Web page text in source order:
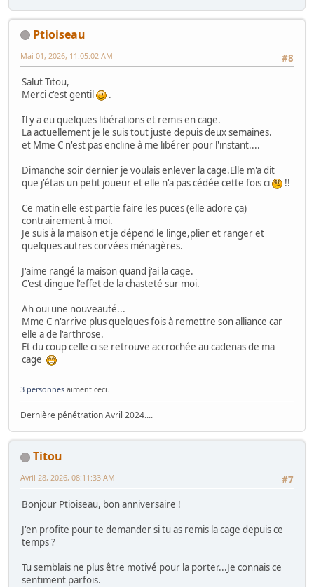
Ptioiseau
#8
Mai 01, 2026, 11:05:02 AM
Salut Titou,
Merci c'est gentil
.
Il y a eu quelques libérations et remis en cage.
La actuellement je le suis tout juste depuis deux semaines.
et Mme C n'est pas encline à me libérer pour l'instant....
Dimanche soir dernier je voulais enlever la cage.Elle m'a dit
que j'étais un petit joueur et elle n'a pas cédée cette fois ci
!!
Ce matin elle est partie faire les puces (elle adore ça)
contrairement à moi.
Je suis à la maison et je dépend le linge,plier et ranger et
quelques autres corvées ménagères.
J'aime rangé la maison quand j'ai la cage.
C'est dingue l'effet de la chasteté sur moi.
Ah oui une nouveauté...
Mme C n'arrive plus quelques fois à remettre son alliance car
elle a de l'arthrose.
Et du coup celle ci se retrouve accrochée au cadenas de ma
cage
3 personnes aiment ceci.
Dernière pénétration Avril 2024....
Titou
#7
Avril 28, 2026, 08:11:33 AM
Bonjour Ptioiseau, bon anniversaire !
J'en profite pour te demander si tu as remis la cage depuis ce
temps ?
Tu semblais ne plus être motivé pour la porter...Je connais ce
sentiment parfois.